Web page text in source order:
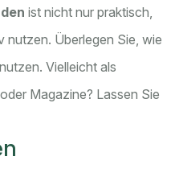
ist nicht nur praktisch,
nutzen. Überlegen Sie, wie
Vielleicht als
Magazine? Lassen Sie